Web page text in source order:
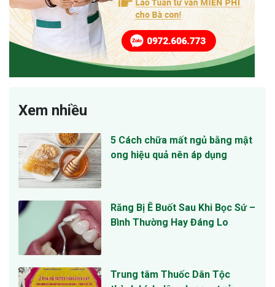
Xem nhiều
5 Cách chữa mất ngủ bằng mật
ong hiệu quả nên áp dụng
Răng Bị Ê Buốt Sau Khi Bọc Sứ –
Bình Thường Hay Đáng Lo
Trung tâm Thuốc Dân Tộc